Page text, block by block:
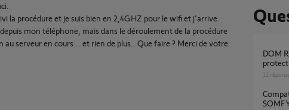
la procédure et je suis bien en 2,4GHZ pour le wifi et j'arrive
mon téléphone, mais dans le déroulement de la procédure
au serveur en cours... et rien de plus.. Que faire ? Merci de votre
DOM ROQ non fonctionnelle sur somfy
protect
12
Compatibilité passerelle YOKIS avec VR radio